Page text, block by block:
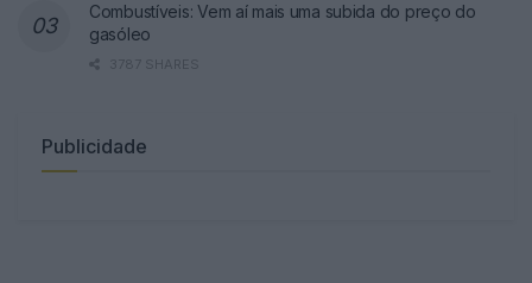
Combustíveis: Vem aí mais uma subida do preço do
gasóleo
3787 SHARES
Publicidade